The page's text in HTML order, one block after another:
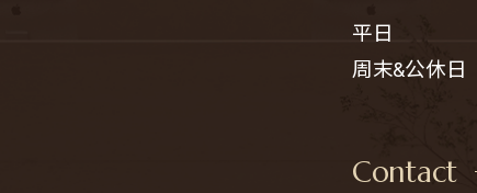
平日
周末&公休日
Contact